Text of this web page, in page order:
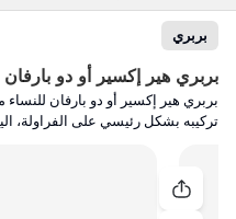
بربري
بربري هير إكسير أو دو بارفان 100 مل للنساء
بربري هير إكسير أو دو بارفان
تركيبه بشكل رئيسي على الفراولة،